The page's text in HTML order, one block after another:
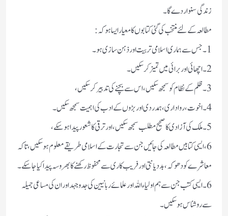
زندگی سنوار دے گا ۔
مطالعہ کےلئے منتخب کی گئی کتابوں کا معیار ایسا ہوکہ:
1۔ جس سے ہماری اسلامی تربیت اور ذہن سازی ہو۔
2۔ اچھائی اور برائی میں تمیز کر سکیں۔
3۔ ظلم کے نظام کو سمجھ سکیں، اس سے بچنے کی تدبیر کرسکیں،
4۔ اخوت،رواداری،ہمدردی اور بڑوں کے ادب کی اہمیت سمجھ سکیں۔
5۔ ملک کی آزادی کا صحیح مطلب سمجھ سکیں، اور ترقی کا شعور پیدا ہوسکے،
6،ایسی کتابیں مطالعہ کی جائیں جن سے تجارت کے اسلامی طریقے معلوم ہوسکیں، تاکہ
معاشرے کو دھوکہ ،بددیانتی اور فریب کاری سے محفوظ رکھنے کا بھروسہ پیدا کیا جاسکے۔
6۔ ایسی کتب جن سے ہم اولیاء اللہ اور علمائے ربانیین کی جد وجہد اور ان کی مساعی جمیلہ
سے روشناس ہو سکیں۔